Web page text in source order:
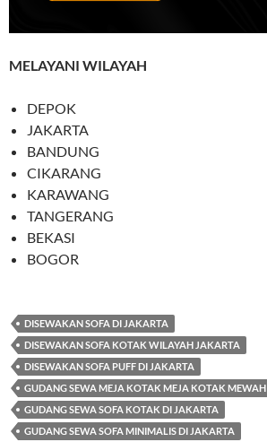
MELAYANI WILAYAH
DEPOK
JAKARTA
BANDUNG
CIKARANG
KARAWANG
TANGERANG
BEKASI
BOGOR
DISEWAKAN SOFA DI JAKARTA
DISEWAKAN SOFA KOTAK WILAYAH JAKARTA
DISEWAKAN SOFA PUFF DI JAKARTA
GUDANG SEWA MEJA KOTAK MEJA KOTAK MEWAH
GUDANG SEWA SOFA KOTAK DI JAKARTA
GUDANG SEWA SOFA MINIMALIS DI JAKARTA